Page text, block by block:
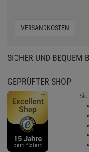
VERSANDKOSTEN
SICHER UND BEQUEM
GEPRÜFTER SHOP